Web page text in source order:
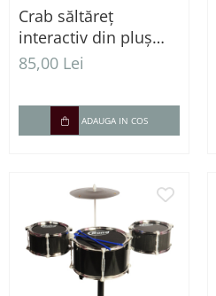
Crab săltăreț
interactiv din pluș
pentru bebeluși cu
85,00 Lei
ADAUGA IN COS